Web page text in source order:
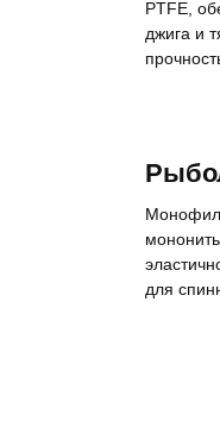
PTFE,
джига и
для